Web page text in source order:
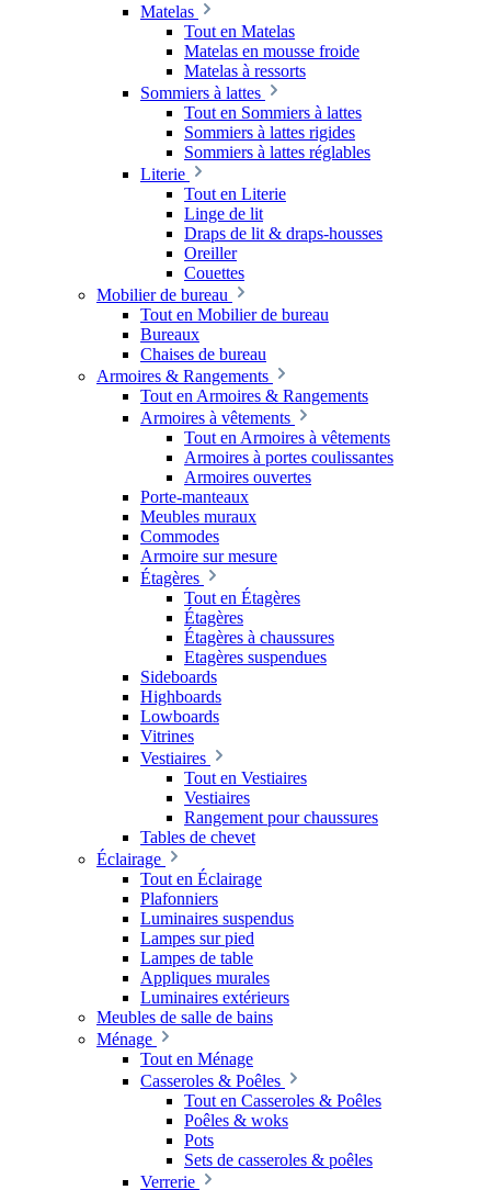
Matelas
Tout en Matelas
Matelas en mousse froide
Matelas à ressorts
Sommiers à lattes
Tout en Sommiers à lattes
Sommiers à lattes rigides
Sommiers à lattes réglables
Literie
Tout en Literie
Linge de lit
Draps de lit & draps-housses
Oreiller
Couettes
Mobilier de bureau
Tout en Mobilier de bureau
Bureaux
Chaises de bureau
Armoires & Rangements
Tout en Armoires & Rangements
Armoires à vêtements
Tout en Armoires à vêtements
Armoires à portes coulissantes
Armoires ouvertes
Porte-manteaux
Meubles muraux
Commodes
Armoire sur mesure
Étagères
Tout en Étagères
Étagères
Étagères à chaussures
Etagères suspendues
Sideboards
Highboards
Lowboards
Vitrines
Vestiaires
Tout en Vestiaires
Vestiaires
Rangement pour chaussures
Tables de chevet
Éclairage
Tout en Éclairage
Plafonniers
Luminaires suspendus
Lampes sur pied
Lampes de table
Appliques murales
Luminaires extérieurs
Meubles de salle de bains
Ménage
Tout en Ménage
Casseroles & Poêles
Tout en Casseroles & Poêles
Poêles & woks
Pots
Sets de casseroles & poêles
Verrerie